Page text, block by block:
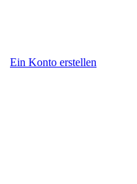
Ein Konto erstellen